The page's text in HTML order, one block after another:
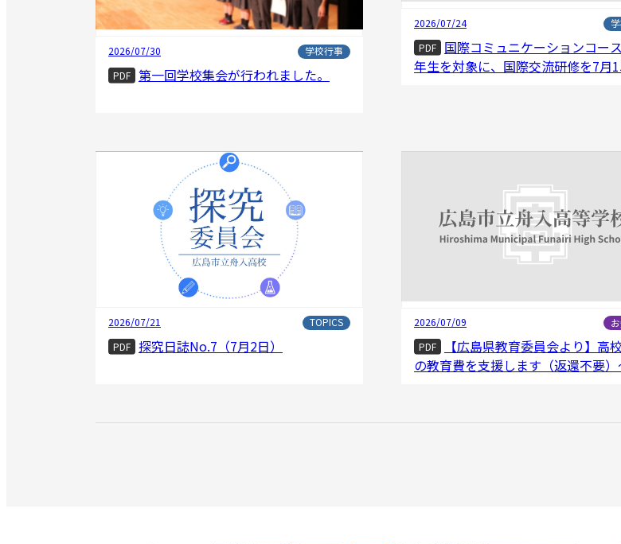
2026/07/30
学校行事
PDF 第一回学校集会が行われました。
2026/07/24
PDF
国際コミュニケーションコー
年生を対象に、国際交流研修を7月
2026/07/21
TOPICS
PDF 探究日誌No.7（7月2日）
2026/07/09
PDF
【広島県教育委員会より】高
の教育費を支援します（返還不要）